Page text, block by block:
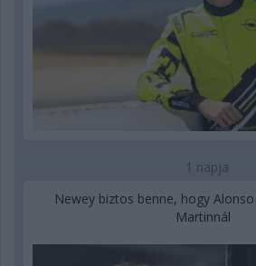
1 napja
Newey biztos benne, hogy
Martinnál